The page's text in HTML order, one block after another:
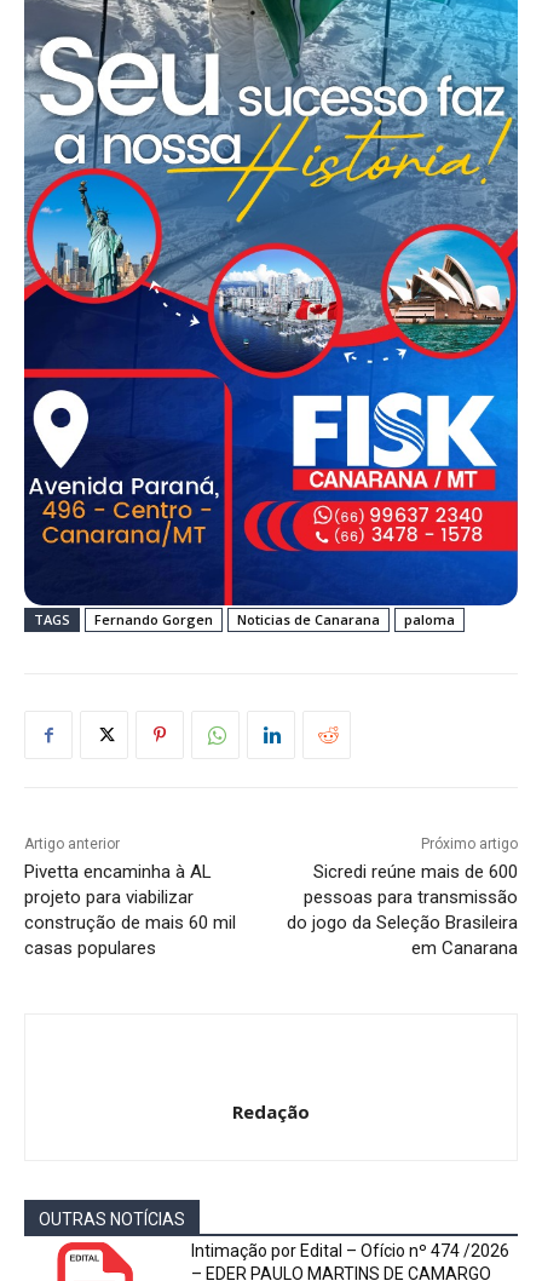
TAGS Fernando Gorgen Noticias de Canarana paloma
Artigo anterior
Pivetta encaminha à AL
projeto para viabilizar
construção de mais 60 mil
casas populares
Próximo artigo
Sicredi reúne mais de 600
pessoas para transmissão
do jogo da Seleção Brasileira
em Canarana
Redação
OUTRAS NOTÍCIAS
Intimação por Edital – Ofício nº 474 /2026
– EDER PAULO MARTINS DE CAMARGO